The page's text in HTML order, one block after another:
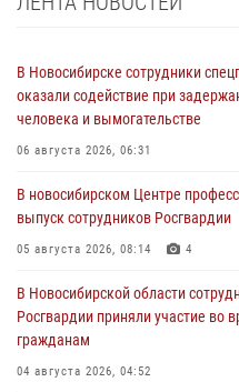
В Новосибирске сотрудники
оказали содействие при
человека и вымогательстве
06 августа 2026, 06:31
В новосибирском Центре
выпуск сотрудников Росгвардии
05 августа 2026, 08:14 4
В Новосибирской области
Росгвардии приняли участие во
гражданам
04 августа 2026, 04:52